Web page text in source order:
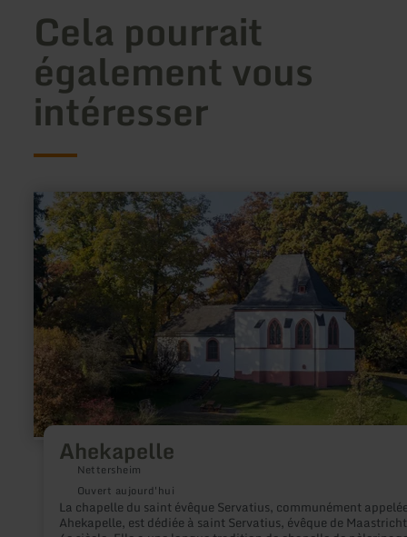
Cela pourrait
également vous
intéresser
Ahekapelle
Nettersheim
Ouvert aujourd'hui
La chapelle du saint évêque Servatius, communément
Ahekapelle, est dédiée à saint Servatius, évêque de
en
savoir
plus
sur
:
Ahekapelle